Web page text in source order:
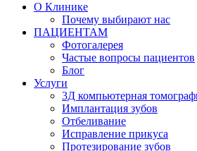
О Клинике
Почему выбирают нас
ПАЦИЕНТАМ
Фотогалерея
Частые вопросы пациентов
Блог
Услуги
3Д компьютерная
Имплантация зубов
Отбеливание
Исправление прикуса
Протезирование зубов